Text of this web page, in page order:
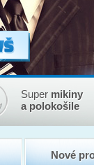
Super mikiny
a polokošile
Nové